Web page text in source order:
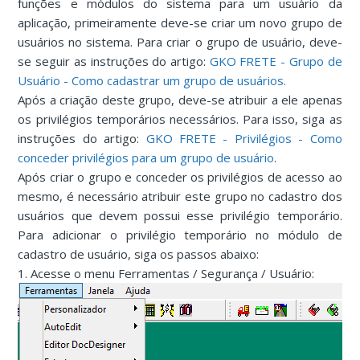
funções e módulos do sistema para um usuário da
aplicação, primeiramente deve-se criar um novo grupo de
usuários no sistema. Para criar o grupo de usuário, deve-
se seguir as instruções do artigo: GKO FRETE - Grupo de
Usuário - Como cadastrar um grupo de usuários.
Após a criação deste grupo, deve-se atribuir a ele apenas
os privilégios temporários necessários. Para isso, siga as
instruções do artigo: GKO FRETE - Privilégios - Como
conceder privilégios para um grupo de usuário.
Após criar o grupo e conceder os privilégios de acesso ao
mesmo, é necessário atribuir este grupo no cadastro dos
usuários que devem possui esse privilégio temporário.
Para adicionar o privilégio temporário no módulo de
cadastro de usuário, siga os passos abaixo:
1. Acesse o menu Ferramentas / Segurança / Usuário: